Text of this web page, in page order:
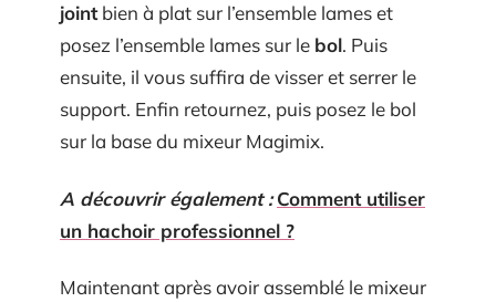
jointbien à plat sur l’ensemble lames et
posez l’ensemble lames sur le bol. Puis
ensuite, il vous suffira de visser et serrer le
support. Enfin retournez, puis posez le bol
sur la base du mixeur Magimix.
A découvrir également : Comment utiliser
un hachoir professionnel ?
Maintenant après avoir assemblé le mixeur